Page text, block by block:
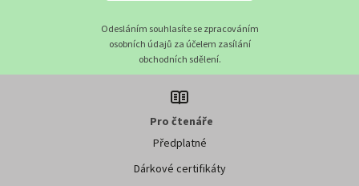
Odesláním souhlasíte se zpracováním
osobních údajů za účelem zasílání
obchodních sdělení.
Pro čtenáře
Předplatné
Dárkové certifikáty